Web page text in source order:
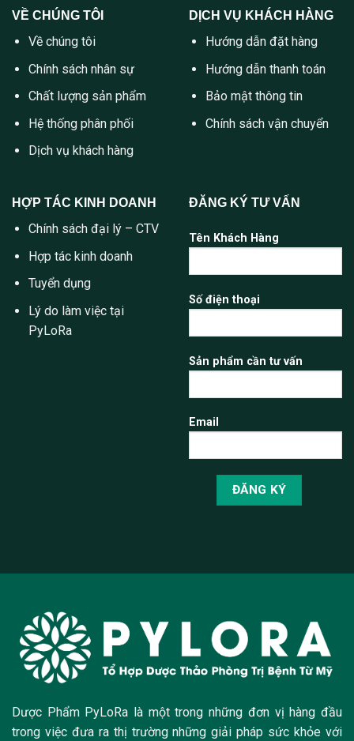
VỀ CHÚNG TÔI
Về chúng tôi
Chính sách nhân sự
Chất lượng sản phẩm
Hệ thống phân phối
Dịch vụ khách hàng
DỊCH VỤ KHÁCH HÀNG
Hướng dẫn đặt hàng
Hướng dẫn thanh toán
Bảo mật thông tin
Chính sách vận chuyển
HỢP TÁC KINH DOANH
Chính sách đại lý – CTV
Hợp tác kinh doanh
Tuyển dụng
Lý do làm việc tại
PyLoRa
ĐĂNG KÝ TƯ VẤN
Tên Khách Hàng
Số điện thoại
Sản phẩm cần tư vấn
Email
Dược Phẩm PyLoRa là một trong những đơn vị hàng đầu
trong việc đưa ra thị trường những giải pháp sức khỏe với